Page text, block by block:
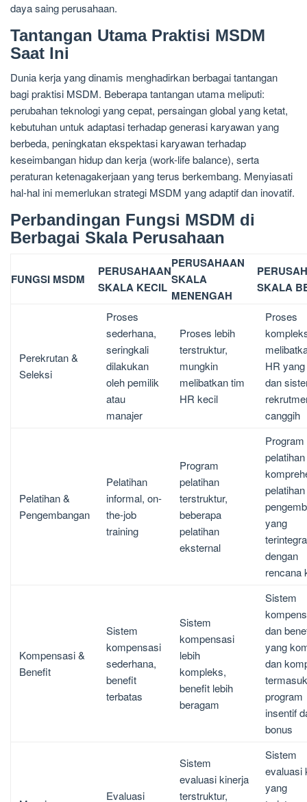
daya saing perusahaan.
Tantangan Utama Praktisi MSDM
Saat Ini
Dunia kerja yang dinamis menghadirkan berbagai tantangan
bagi praktisi MSDM. Beberapa tantangan utama meliputi:
perubahan teknologi yang cepat, persaingan global yang ketat,
kebutuhan untuk adaptasi terhadap generasi karyawan yang
berbeda, peningkatan ekspektasi karyawan terhadap
keseimbangan hidup dan kerja (work-life balance), serta
peraturan ketenagakerjaan yang terus berkembang. Menyiasati
hal-hal ini memerlukan strategi MSDM yang adaptif dan inovatif.
Perbandingan Fungsi MSDM di
Berbagai Skala Perusahaan
FUNGSI MSDM
PERUSAHAAN
SKALA KECIL
PERUSAHAAN
SKALA
MENENGAH
SKALA
Perekrutan &
Seleksi
Proses
sederhana,
seringkali
dilakukan
oleh pemilik
atau
manajer
Proses lebih
terstruktur,
mungkin
melibatkan tim
HR kecil
Proses
HR
dan
canggih
Pelatihan &
Pengembangan
Pelatihan
informal, on-
the-job
training
Program
pelatihan
terstruktur,
beberapa
pelatihan
eksternal
Program
yang
dengan
rencana
Kompensasi &
Benefit
Sistem
kompensasi
sederhana,
benefit
terbatas
Sistem
kompensasi
lebih
kompleks,
benefit lebih
beragam
Sistem
dan
yang
dan
termasuk
program
insentif
bonus
Evaluasi
Sistem
evaluasi kinerja
terstruktur,
Sistem
evaluasi
yang